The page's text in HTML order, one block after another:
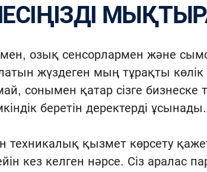
озық сенсорлармен және
жүздеген мың тұрақты
сонымен қатар сізге бизнеске
беретін деректерді ұсынады.
қызмет көрсету
кез келген нәрсе. Сіз аралас